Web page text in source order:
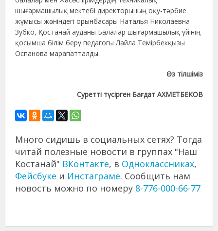
шығармашылық мектебі директорының оқу-тәрбие
жұмысы жөніндегі орынбасары Наталья Николаевна
Зубко, Қостанай ауданы Балалар шығармашылық үйінің
қосымша білім беру педагогы Лайла Темірбекқызы
Оспанова марапатталды.
Өз тілшіміз
Суретті түсірген Бағдат АХМЕТБЕКОВ
Много сидишь в социальных сетях? Тогда
читай полезные новости в группах "Наш
Костанай" ВКонтакте, в Одноклассниках,
Фейсбуке и Инстаграме. Сообщить нам
новость можно по номеру 8-776-000-66-77